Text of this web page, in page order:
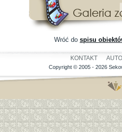
Wróć do spisu
KONTAKT
Copyright © 2005 - 2026